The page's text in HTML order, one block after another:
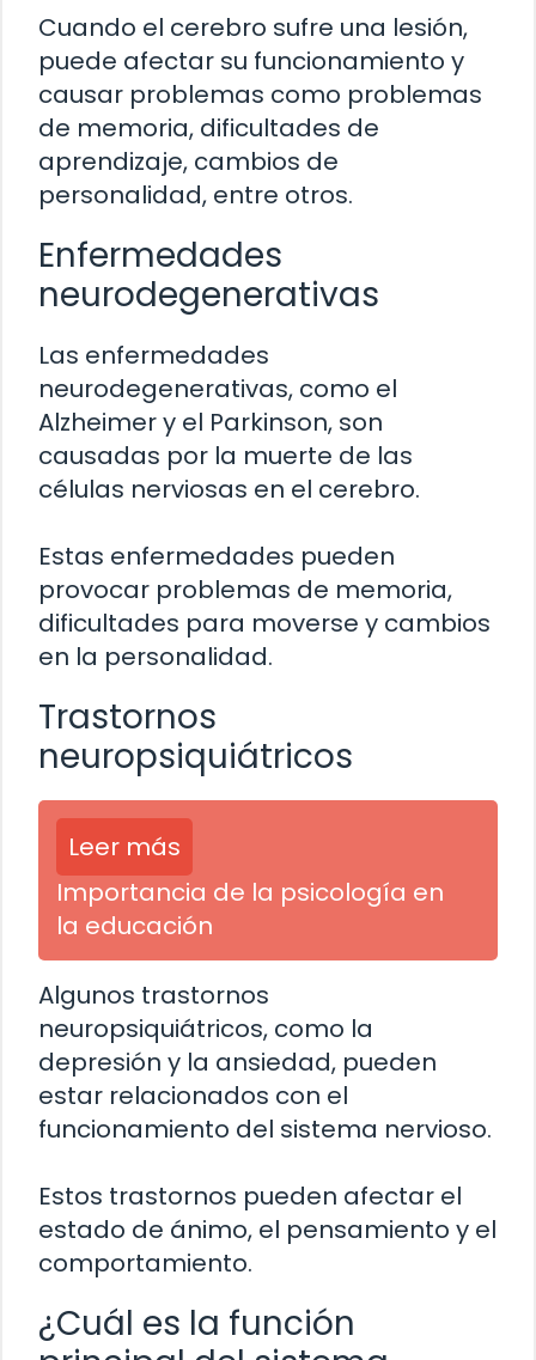
Cuando el cerebro sufre una lesión,
puede afectar su funcionamiento y
causar problemas como problemas
de memoria, dificultades de
aprendizaje, cambios de
personalidad, entre otros.
Enfermedades
neurodegenerativas
Las enfermedades
neurodegenerativas, como el
Alzheimer y el Parkinson, son
causadas por la muerte de las
células nerviosas en el cerebro.
Estas enfermedades pueden
provocar problemas de memoria,
dificultades para moverse y cambios
en la personalidad.
Trastornos
neuropsiquiátricos
Leer más
Importancia de la psicología en
la educación
Algunos trastornos
neuropsiquiátricos, como la
depresión y la ansiedad, pueden
estar relacionados con el
funcionamiento del sistema nervioso.
Estos trastornos pueden afectar el
estado de ánimo, el pensamiento y el
comportamiento.
¿Cuál es la función